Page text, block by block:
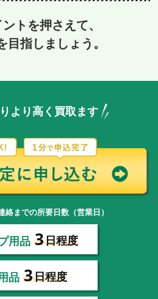
トを押さえて、
目指しましょう。
より高く買取ます
絡までの所要日数（営業日）
用品 3日程度
品 3日程度